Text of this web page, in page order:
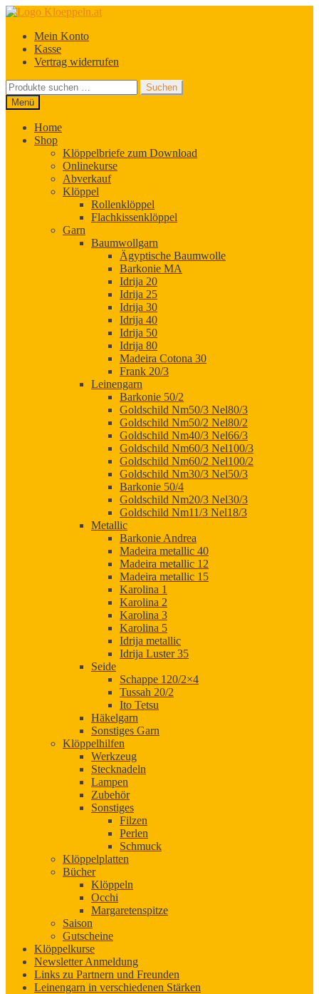
Zur
springen
Zum
springenMein Konto
Kasse
Vertrag widerrufen
Suchen
nach:
Suchen
Menü
Home
Shop
Klöppelbriefe zum Download
Onlinekurse
Abverkauf
Klöppel
Rollenklöppel
Flachkissenklöppel
Garn
Baumwollgarn
Ägyptische Baumwolle
Barkonie MA
Idrija 20
Idrija 25
Idrija 30
Idrija 40
Idrija 50
Idrija 80
Madeira Cotona 30
Frank 20/3
Leinengarn
Barkonie 50/2
Goldschild Nm50/3 Nel80/3
Goldschild Nm50/2 Nel80/2
Goldschild Nm40/3 Nel66/3
Goldschild Nm60/3 Nel100/3
Goldschild Nm60/2 Nel100/2
Goldschild Nm30/3 Nel50/3
Barkonie 50/4
Goldschild Nm20/3 Nel30/3
Goldschild Nm11/3 Nel18/3
Metallic
Barkonie Andrea
Madeira metallic 40
Madeira metallic 12
Madeira metallic 15
Karolina 1
Karolina 2
Karolina 3
Karolina 5
Idrija metallic
Idrija Luster 35
Seide
Schappe 120/2×4
Tussah 20/2
Ito Tetsu
Häkelgarn
Sonstiges Garn
Klöppelhilfen
Werkzeug
Stecknadeln
Lampen
Zubehör
Sonstiges
Filzen
Perlen
Schmuck
Klöppelplatten
Bücher
Klöppeln
Occhi
Margaretenspitze
Saison
Gutscheine
Klöppelkurse
Newsletter Anmeldung
Links zu Partnern und Freunden
Leinengarn in verschiedenen Stärken